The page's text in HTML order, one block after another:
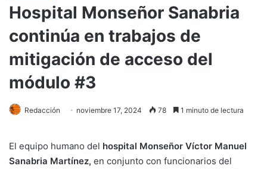
Hospital Monseñor Sanabria
continúa en trabajos de
mitigación de acceso del
módulo #3
Redacción noviembre 17, 2024 78 1 minuto de lectura
El equipo humano del hospital Monseñor Víctor Manuel
Sanabria Martínez, en conjunto con funcionarios del